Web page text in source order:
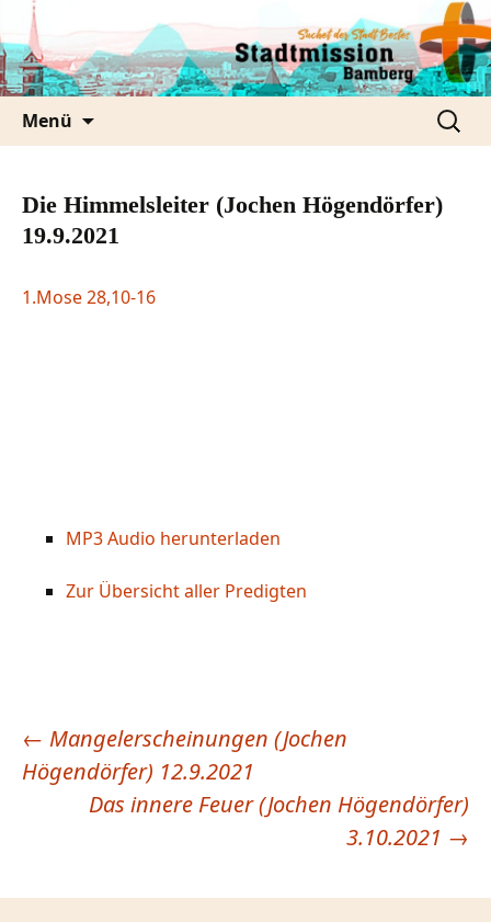
Inhalt
springen
Menü
Suchen
nach:
Die Himmelsleiter (Jochen Högendörfer)
19.9.2021
1.Mose 28,10-16
MP3 Audio herunterladen
Zur Übersicht aller Predigten
Beitragsnavigation
← Mangelerscheinungen (Jochen
Högendörfer) 12.9.2021
Das innere Feuer (Jochen Högendörfer)
3.10.2021 →